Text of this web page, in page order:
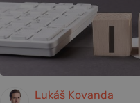
Lukáš Kovanda